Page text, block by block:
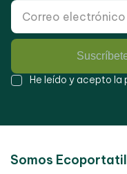
He leído y acepto la
Somos Ecoportatil